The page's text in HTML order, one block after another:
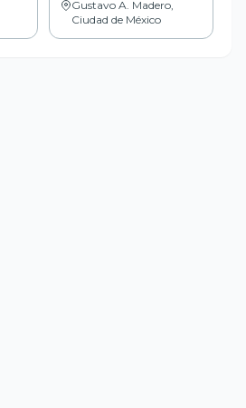
Gustavo A. Madero,
Ciudad de México